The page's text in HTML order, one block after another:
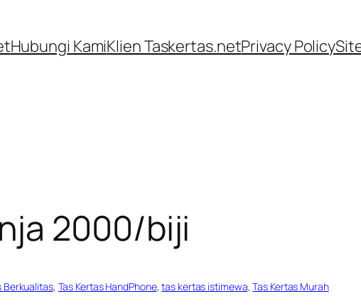
Hubungi KamiKlien Taskertas.netPrivacy Policy
2000/biji
Berkualitas, Tas Kertas HandPhone, tas kertas istimewa, Tas Kertas Murah